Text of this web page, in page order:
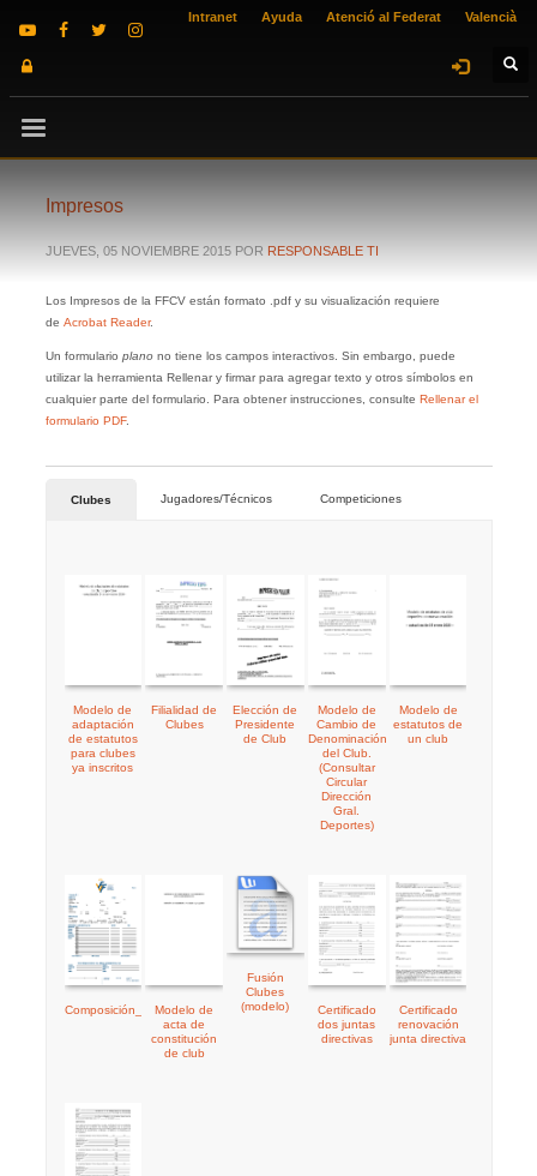
Intranet Ayuda Atenció al Federat Valencià
Impresos
JUEVES, 05 NOVIEMBRE 2015 POR RESPONSABLE TI
Los Impresos de la FFCV están formato .pdf y su visualización requiere
de Acrobat Reader.
Un formulario planono tiene los campos interactivos. Sin embargo, puede
utilizar la herramienta Rellenar y firmar para agregar texto y otros símbolos en
cualquier parte del formulario. Para obtener instrucciones, consulte Rellenar el
formulario PDF.
Clubes Jugadores/Técnicos Competiciones
Modelo de
adaptación
de estatutos
para clubes
ya inscritos
Filialidad de
Clubes
Elección de
Presidente
de Club
Modelo de
Cambio de
Denominación
del Club.
(Consultar
Circular
Dirección
Gral.
Deportes)
Modelo de
estatutos de
un club
Composición_de_Junta_Directiva
Modelo de
acta de
constitución
de club
Fusión
Clubes
(modelo)
Certificado
dos juntas
directivas
Certificado
renovación
junta directiva